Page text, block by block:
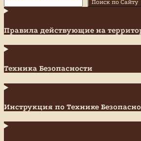
Поиск по Сайту
Правила действующие на
Техника Безопасности
Инструкция по Технике